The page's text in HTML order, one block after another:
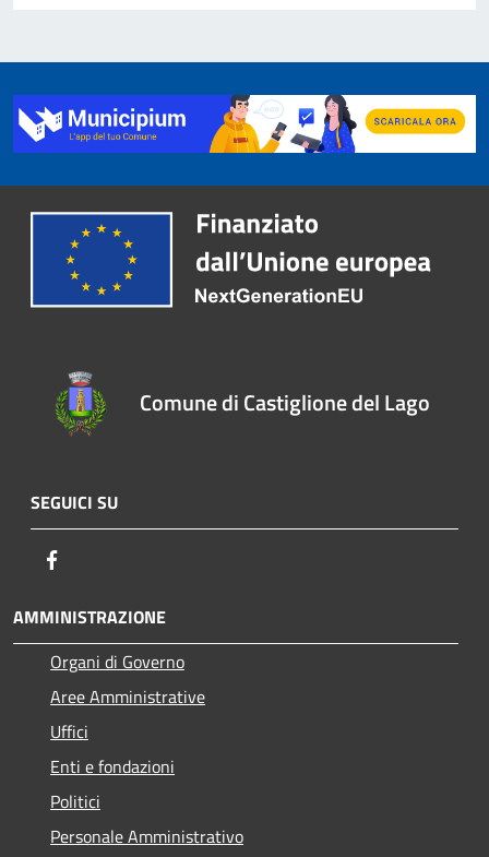
Comune di Castiglione del Lago
SEGUICI SU
AMMINISTRAZIONE
Organi di Governo
Aree Amministrative
Uffici
Enti e fondazioni
Politici
Personale Amministrativo